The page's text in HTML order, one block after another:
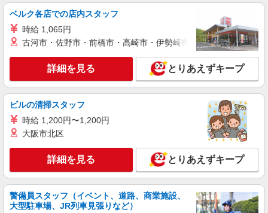
ベルク各店での店内スタッフ
時給 1,065円
古河市・佐野市・前橋市・高崎市・伊勢崎市・太田市・館林市
詳細を見る とりあえずキープ
ビルの清掃スタッフ
時給 1,200円〜1,200円
大阪市北区
詳細を見る とりあえずキープ
警備員スタッフ（イベント、道路、商業施設、
大型駐車場、JR列車見張りなど）